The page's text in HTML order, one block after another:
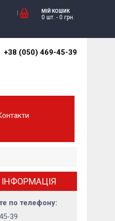
МІЙ КОШИК
0 шт. - 0 грн.
+38 (050) 469-45-39
по телефону:
39